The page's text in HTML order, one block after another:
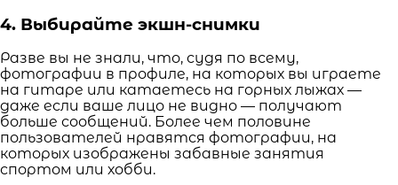
4. Выбирайте экшн-снимки
Разве вы не знали, что, судя по всему,
фотографии в профиле, на которых вы играете
на гитаре или катаетесь на горных лыжах —
даже если ваше лицо не видно — получают
больше сообщений. Более чем половине
пользователей нравятся фотографии, на
которых изображены забавные занятия
спортом или хобби.